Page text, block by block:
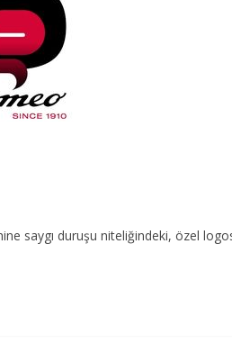
saygı duruşu niteliğindeki, özel